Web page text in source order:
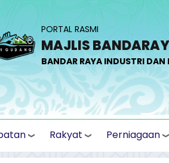
PORTAL RASMI
MAJLIS
BANDAR RAYA INDUSTRI DAN
Rakyat Perniagaan